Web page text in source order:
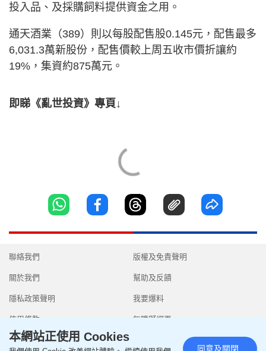
投入品、及採購飼料提供資金之用。
通天酒業（389）則以每股配售股0.145元，配售最多
6,031.3萬新股份，配售價較上周五收市價折讓約
19%，集資約875萬元。
即睇《亂世投資》專頁↓
聯絡我們
關於我們
隱私政策聲明
使用條款
版權及免責聲明
幫助及反饋
我要爆料
無障礙網頁
本網站正使用 Cookies
同意及關閉